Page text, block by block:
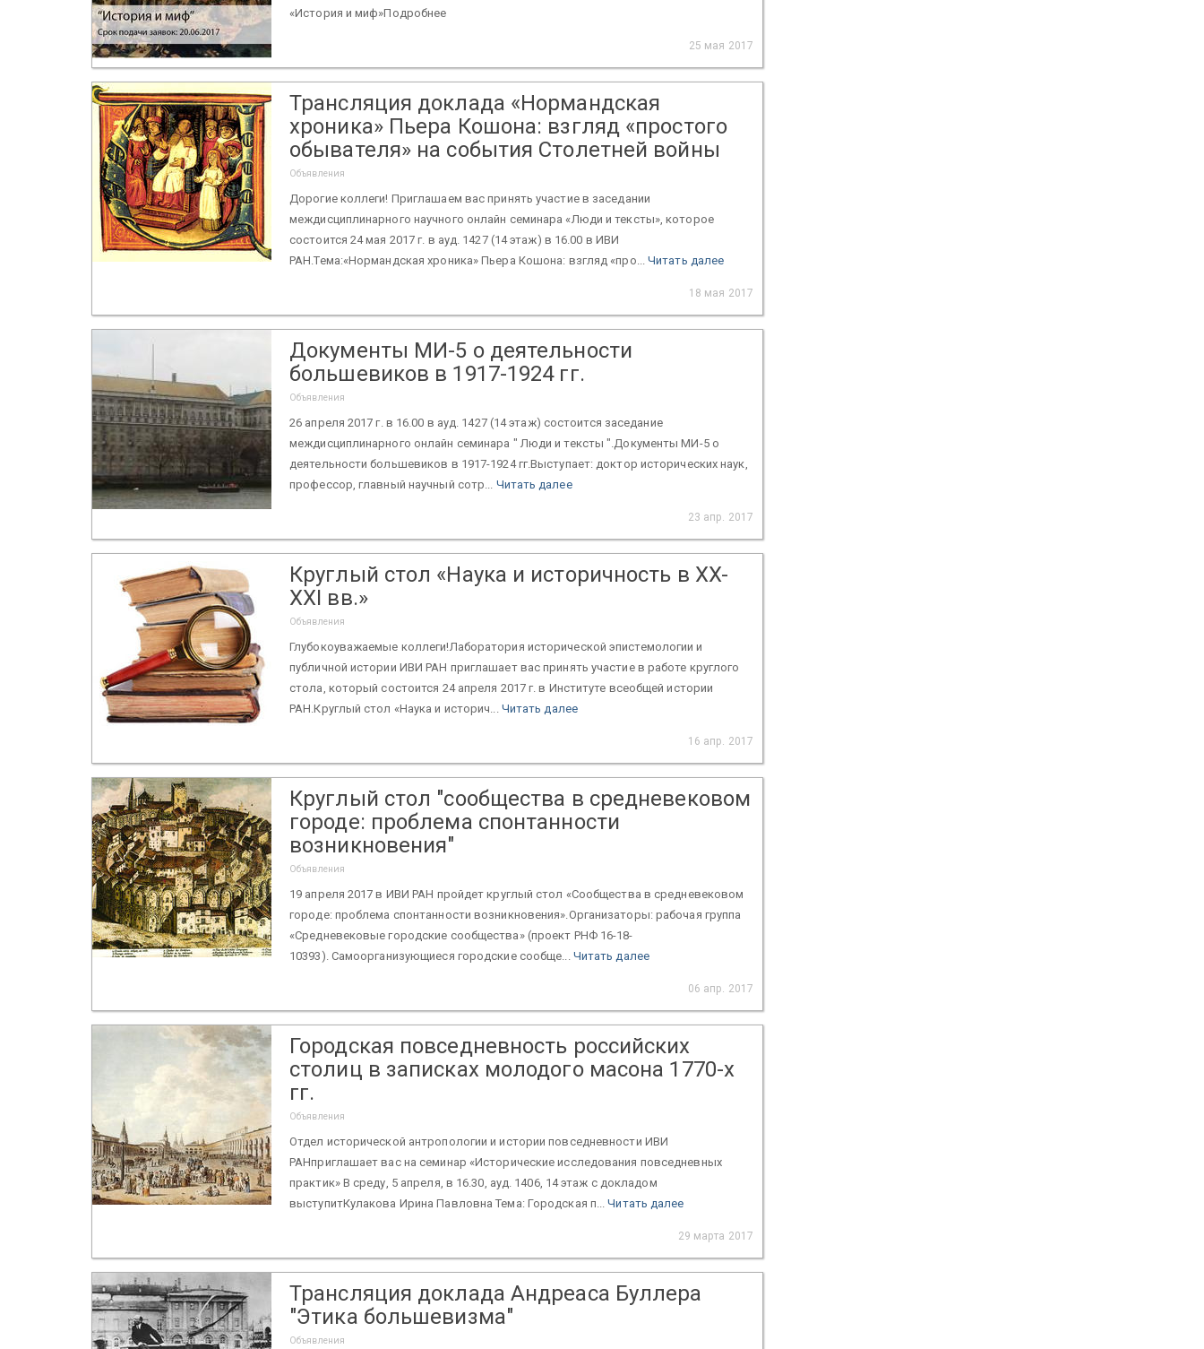
«История и миф»Подробнее
25 мая 2017
Трансляция доклада «Нормандская
хроника» Пьера Кошона: взгляд «простого
обывателя» на события Столетней войны
Объявления
Дорогие коллеги! Приглашаем вас принять участие в заседании
междисциплинарного научного онлайн семинара «Люди и тексты», которое
состоится 24 мая 2017 г. в ауд. 1427 (14 этаж) в 16.00 в ИВИ
РАН.Тема:«Нормандская хроника» Пьера Кошона: взгляд «про... Читать далее
18 мая 2017
Документы МИ-5 о деятельности
большевиков в 1917-1924 гг.
Объявления
26 апреля 2017 г. в 16.00 в ауд. 1427 (14 этаж) состоится заседание
междисциплинарного онлайн семинара " Люди и тексты ".Документы МИ-5 о
деятельности большевиков в 1917-1924 гг.Выступает: доктор исторических наук,
профессор, главный научный сотр... Читать далее
23 апр. 2017
Круглый стол «Наука и историчность в XX-
XXI вв.»
Объявления
Глубокоуважаемые коллеги!Лаборатория исторической эпистемологии и
публичной истории ИВИ РАН приглашает вас принять участие в работе круглого
стола, который состоится 24 апреля 2017 г. в Институте всеобщей истории
РАН.Круглый стол «Наука и историч... Читать далее
16 апр. 2017
Круглый стол "сообщества в средневековом
городе: проблема спонтанности
возникновения"
Объявления
19 апреля 2017 в ИВИ РАН пройдет круглый стол «Сообщества в средневековом
городе: проблема спонтанности возникновения».Организаторы: рабочая группа
«Средневековые городские сообщества» (проект РНФ 16-18-
10393). Самоорганизующиеся городские сообще... Читать далее
06 апр. 2017
Городская повседневность российских
столиц в записках молодого масона 1770-х
гг.
Объявления
Отдел исторической антропологии и истории повседневности ИВИ
РАНприглашает вас на семинар «Исторические исследования повседневных
практик» В среду, 5 апреля, в 16.30, ауд. 1406, 14 этаж с докладом
выступитКулакова Ирина Павловна Тема: Городская п...Читать далее
29 марта 2017
Трансляция доклада Андреаса Буллера
"Этика большевизма"
Объявления